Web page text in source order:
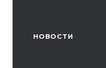
НОВОСТИ